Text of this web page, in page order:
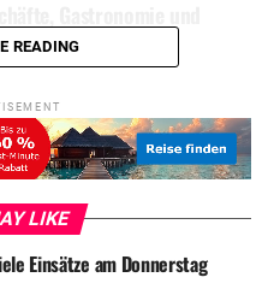
READING
LIKE
Einsätze am Donnerstag